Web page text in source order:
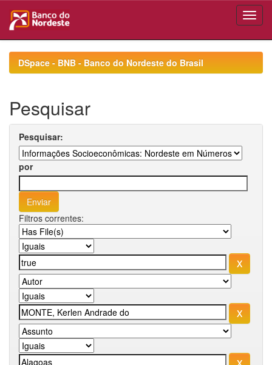
navigationDSpace - BNB - Banco do Nordeste do Brasil
Pesquisar
Pesquisar:
por
Filtros correntes: